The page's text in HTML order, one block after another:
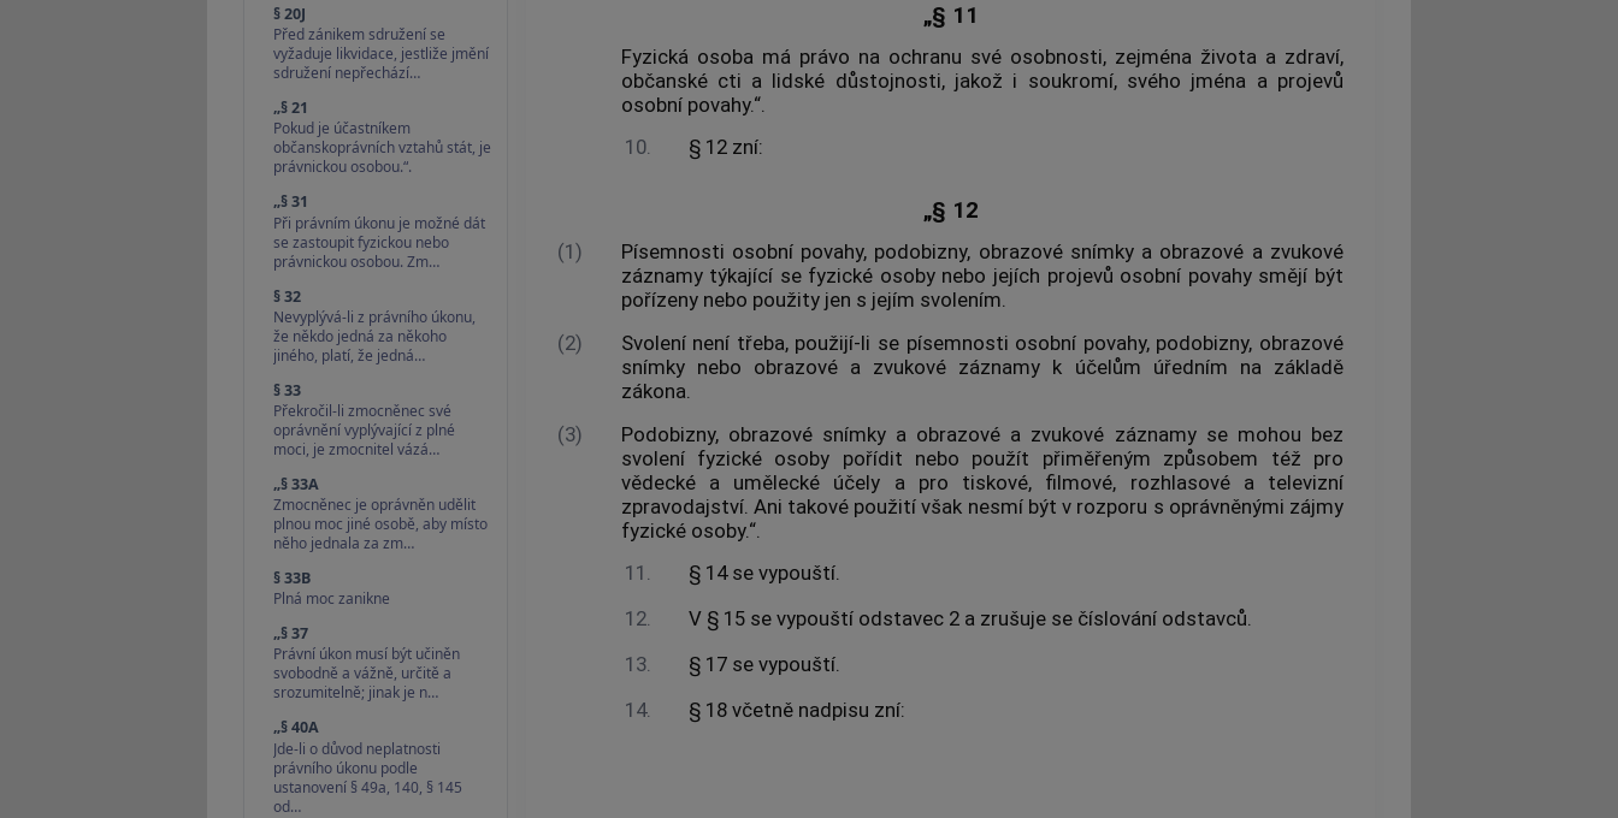
§ 20J
Před zánikem sdružení se
vyžaduje likvidace, jestliže jmění
sdružení nepřechází…
„§ 21
Pokud je účastníkem
občanskoprávních vztahů stát, je
právnickou osobou.“.
„§ 31
Při právním úkonu je možné dát
se zastoupit fyzickou nebo
právnickou osobou. Zm…
§ 32
Nevyplývá-li z právního úkonu,
že někdo jedná za někoho
jiného, platí, že jedná…
§ 33
Překročil-li zmocněnec své
oprávnění vyplývající z plné
moci, je zmocnitel vázá…
„§ 33A
Zmocněnec je oprávněn udělit
plnou moc jiné osobě, aby místo
něho jednala za zm…
§ 33B
Plná moc zanikne
„§ 37
Právní úkon musí být učiněn
svobodně a vážně, určitě a
srozumitelně; jinak je n…
„§ 40A
Jde-li o důvod neplatnosti
právního úkonu podle
ustanovení § 49a, 140, § 145
od…
„§ 11
Fyzická osoba má právo na ochranu své osobnosti, zejména života a zdraví,
občanské cti a lidské důstojnosti, jakož i soukromí, svého jména a projevů
osobní povahy.“.
10.
§ 12 zní:
„§ 12
(1)
Písemnosti osobní povahy, podobizny, obrazové snímky a obrazové a zvukové
záznamy týkající se fyzické osoby nebo jejích projevů osobní povahy smějí být
pořízeny nebo použity jen s jejím svolením.
(2)
Svolení není třeba, použijí-li se písemnosti osobní povahy, podobizny, obrazové
snímky nebo obrazové a zvukové záznamy k účelům úředním na základě
zákona.
(3)
Podobizny, obrazové snímky a obrazové a zvukové záznamy se mohou bez
svolení fyzické osoby pořídit nebo použít přiměřeným způsobem též pro
vědecké a umělecké účely a pro tiskové, filmové, rozhlasové a televizní
zpravodajství. Ani takové použití však nesmí být v rozporu s oprávněnými zájmy
fyzické osoby.“.
11.
§ 14 se vypouští.
12.
V § 15 se vypouští odstavec 2 a zrušuje se číslování odstavců.
13.
§ 17 se vypouští.
14.
§ 18 včetně nadpisu zní: